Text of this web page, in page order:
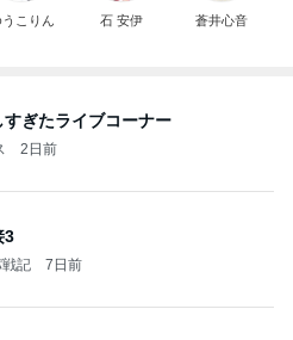
うこりん 石 安伊 蒼井心音
ぎたライブコーナー
2日前
3
記 7日前